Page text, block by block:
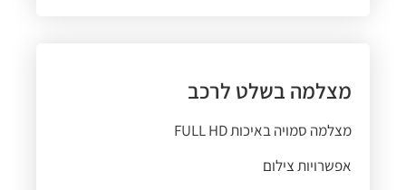
מצלמה בשלט לרכב
מצלמה סמויה באיכות FULL HD
אפשרויות צילום